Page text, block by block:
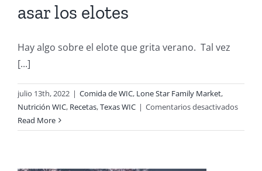
asar los elotes
Hay algo sobre el elote que grita verano. Tal vez
[...]
julio 13th, 2022 | Comida de WIC, Lone Star Family Market,
Nutrición WIC, Recetas,Texas WIC | Comentarios desactivadosen
la
Read More